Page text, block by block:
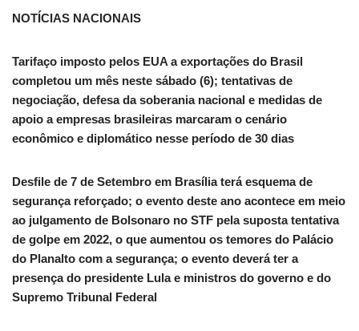
NOTÍCIAS NACIONAIS
Tarifaço imposto pelos EUA a exportações do Brasil
completou um mês neste sábado (6); tentativas de
negociação, defesa da soberania nacional e medidas de
apoio a empresas brasileiras marcaram o cenário
econômico e diplomático nesse período de 30 dias
Desfile de 7 de Setembro em Brasília terá esquema de
segurança reforçado; o evento deste ano acontece em meio
ao julgamento de Bolsonaro no STF pela suposta tentativa
de golpe em 2022, o que aumentou os temores do Palácio
do Planalto com a segurança; o evento deverá ter a
presença do presidente Lula e ministros do governo e do
Supremo Tribunal Federal